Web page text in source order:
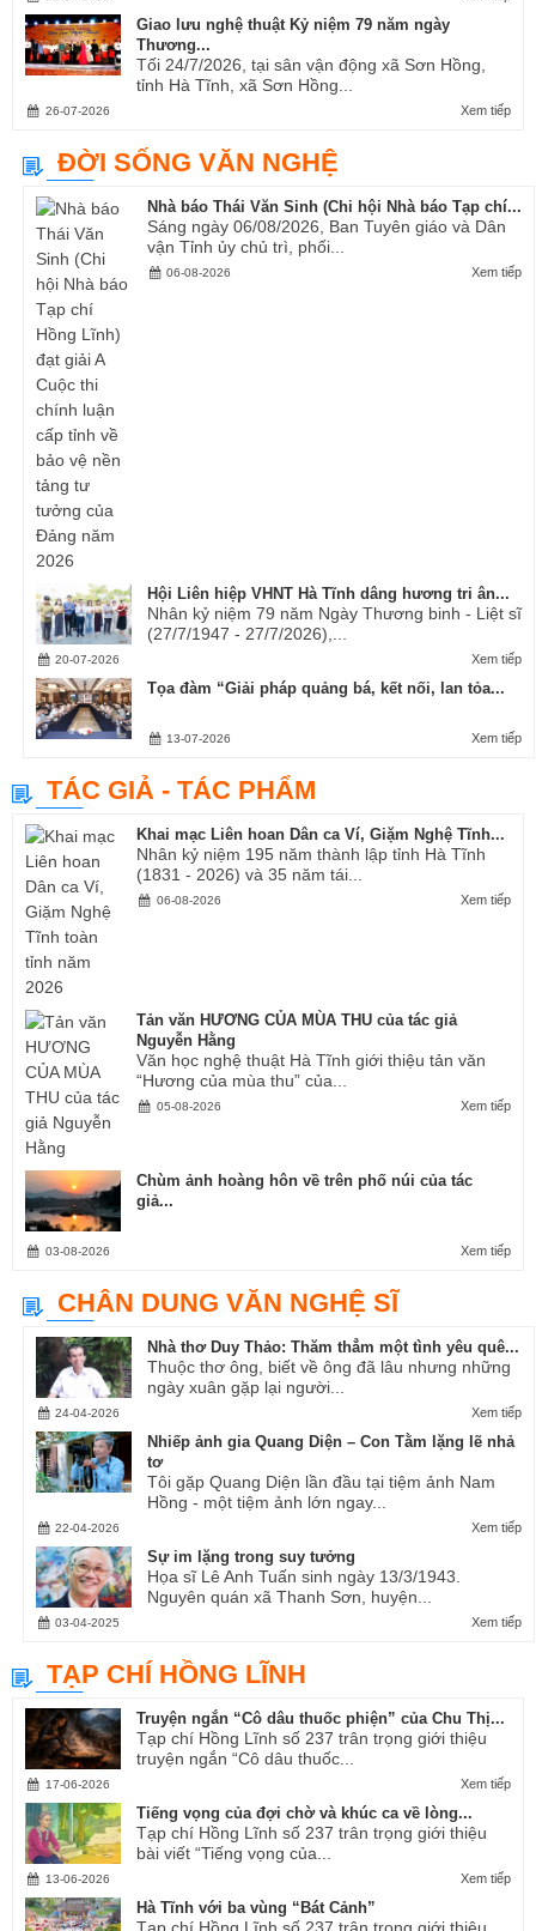
Giao lưu nghệ thuật Kỷ niệm 79 năm ngày
Thương...
Tối 24/7/2026, tại sân vận động xã Sơn Hồng,
tỉnh Hà Tĩnh, xã Sơn Hồng...
Xem tiếp
26-07-2026
ĐỜI SỐNG VĂN NGHỆ
Nhà báo Thái Văn Sinh (Chi hội Nhà báo Tạp chí...
Sáng ngày 06/08/2026, Ban Tuyên giáo và Dân
vận Tỉnh ủy chủ trì, phối...
Xem tiếp
06-08-2026
Hội Liên hiệp VHNT Hà Tĩnh dâng hương tri ân...
Nhân kỷ niệm 79 năm Ngày Thương binh - Liệt sĩ
(27/7/1947 - 27/7/2026),...
Xem tiếp
20-07-2026
Tọa đàm “Giải pháp quảng bá, kết nối, lan tỏa...
Xem tiếp
13-07-2026
TÁC GIẢ - TÁC PHẨM
Khai mạc Liên hoan Dân ca Ví, Giặm Nghệ Tĩnh...
Nhân kỷ niệm 195 năm thành lập tỉnh Hà Tĩnh
(1831 - 2026) và 35 năm tái...
Xem tiếp
06-08-2026
Tản văn HƯƠNG CỦA MÙA THU của tác giả
Nguyễn Hằng
Văn học nghệ thuật Hà Tĩnh giới thiệu tản văn
“Hương của mùa thu” của...
Xem tiếp
05-08-2026
Chùm ảnh hoàng hôn về trên phố núi của tác
giả...
Xem tiếp
03-08-2026
CHÂN DUNG VĂN NGHỆ SĨ
Nhà thơ Duy Thảo: Thăm thẳm một tình yêu quê...
Thuộc thơ ông, biết về ông đã lâu nhưng những
ngày xuân gặp lại người...
Xem tiếp
24-04-2026
Nhiếp ảnh gia Quang Diện – Con Tằm lặng lẽ nhả
tơ
Tôi gặp Quang Diện lần đầu tại tiệm ảnh Nam
Hồng - một tiệm ảnh lớn ngay...
Xem tiếp
22-04-2026
Sự im lặng trong suy tưởng
Họa sĩ Lê Anh Tuấn sinh ngày 13/3/1943.
Nguyên quán xã Thanh Sơn, huyện...
Xem tiếp
03-04-2025
TẠP CHÍ HỒNG LĨNH
Truyện ngắn “Cô dâu thuốc phiện” của Chu Thị...
Tạp chí Hồng Lĩnh số 237 trân trọng giới thiệu
truyện ngắn “Cô dâu thuốc...
Xem tiếp
17-06-2026
Tiếng vọng của đợi chờ và khúc ca về lòng...
Tạp chí Hồng Lĩnh số 237 trân trọng giới thiệu
bài viết “Tiếng vọng của...
Xem tiếp
13-06-2026
Hà Tĩnh với ba vùng “Bát Cảnh”